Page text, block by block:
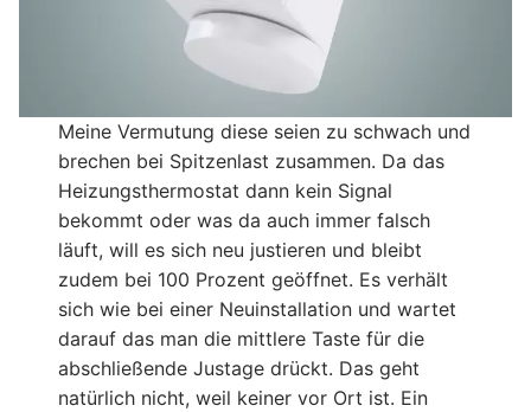
Meine Vermutung diese seien zu schwach und
brechen bei Spitzenlast zusammen. Da das
Heizungsthermostat dann kein Signal
bekommt oder was da auch immer falsch
läuft, will es sich neu justieren und bleibt
zudem bei 100 Prozent geöffnet. Es verhält
sich wie bei einer Neuinstallation und wartet
darauf das man die mittlere Taste für die
abschließende Justage drückt. Das geht
natürlich nicht, weil keiner vor Ort ist. Ein